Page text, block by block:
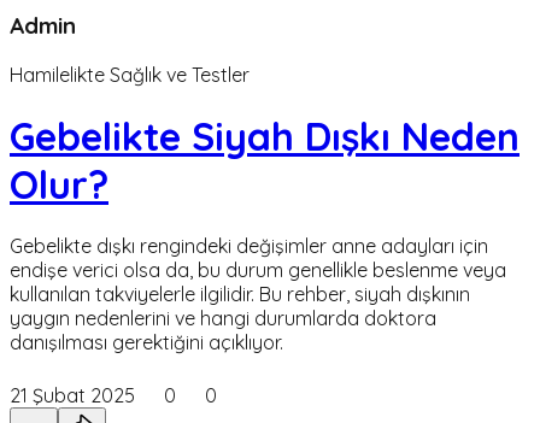
Admin
Hamilelikte Sağlık ve Testler
Gebelikte Siyah Dışkı Neden
Olur?
Gebelikte dışkı rengindeki değişimler anne adayları için
endişe verici olsa da, bu durum genellikle beslenme veya
kullanılan takviyelerle ilgilidir. Bu rehber, siyah dışkının
yaygın nedenlerini ve hangi durumlarda doktora
danışılması gerektiğini açıklıyor.
21 Şubat 2025 0 0